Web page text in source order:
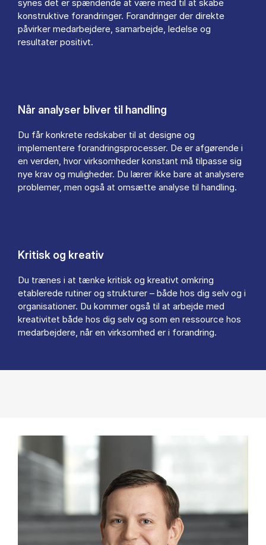
synes det er spændende at være med til at skabe
konstruktive forandringer. Forandringer der direkte
påvirker medarbejdere, samarbejde, ledelse og
resultater positivt.
Når analyser bliver til handling
Du får konkrete redskaber til at designe og
implementere forandringsprocesser. De er afgørende i
en verden, hvor virksomheder konstant må tilpasse sig
nye krav og muligheder. Du lærer ikke bare at analysere
problemer, men også at omsætte analyse til handling.
Kritisk og kreativ
Du trænes i at tænke kritisk og kreativt omkring
etablerede rutiner og strukturer – både hos dig selv og i
organisationer. Du kommer også til at arbejde med
kreativitet både hos dig selv og som en ressource hos
medarbejdere, når en virksomhed er i forandring.